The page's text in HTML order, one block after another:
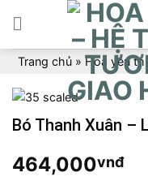
content
Trang chủ » Hoa yêu
Bó Thanh Xuân –
464,000vnđ